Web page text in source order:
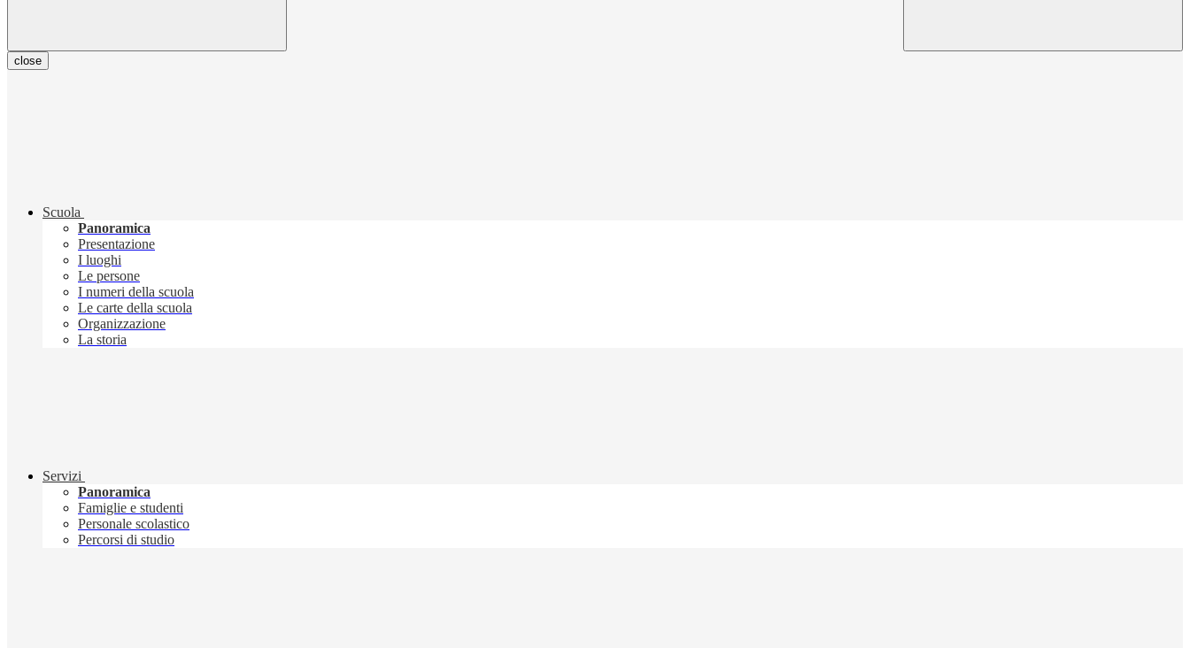
close
Scuola
Panoramica
Presentazione
I luoghi
Le persone
I numeri della scuola
Le carte della scuola
Organizzazione
La storia
Servizi
Panoramica
Famiglie e studenti
Personale scolastico
Percorsi di studio